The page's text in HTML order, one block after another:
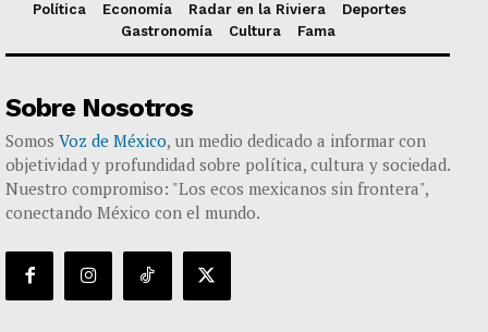
Política Economía Radar en la Riviera
Deportes
Gastronomía
Cultura Fama
Sobre Nosotros
Somos Voz de México, un medio dedicado a informar con
objetividad y profundidad sobre política, cultura y sociedad.
Nuestro compromiso: "Los ecos mexicanos sin frontera",
conectando México con el mundo.